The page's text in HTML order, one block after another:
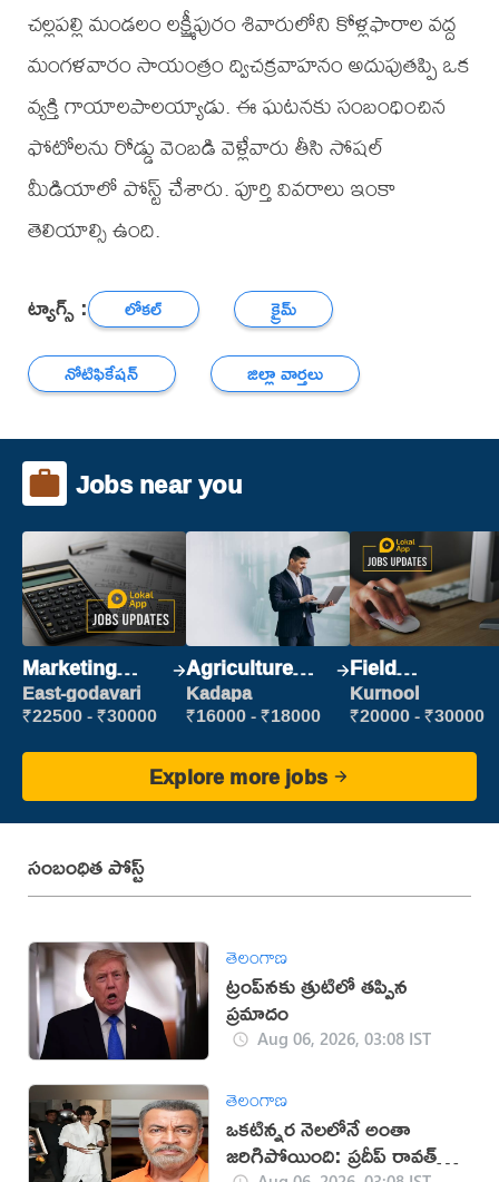
చల్లపల్లి మండలం లక్ష్మీపురం శివారులోని కోళ్లఫారాల వద్ద
మంగళవారం సాయంత్రం ద్విచక్రవాహనం అదుపుతప్పి ఒక
వ్యక్తి గాయాలపాలయ్యాడు. ఈ ఘటనకు సంబంధించిన
ఫోటోలను రోడ్డు వెంబడి వెళ్లేవారు తీసి సోషల్
మీడియాలో పోస్ట్ చేశారు. పూర్తి వివరాలు ఇంకా
తెలియాల్సి ఉంది.
ట్యాగ్స్ : లోకల్
క్రైమ్
నోటిఫికేషన్
జిల్లా వార్తలు
Jobs near you
Marketing
Executive
East-godavari
₹22500 - ₹30000
Agriculture
Labour
Kadapa
₹16000 - ₹18000
Field
Marketing
Executive
Kurnool
₹20000 - ₹30000
Explore more jobs
సంబంధిత పోస్ట్
తెలంగాణ
ట్రంప్‌నకు త్రుటిలో తప్పిన
ప్రమాదం
Aug 06, 2026, 03:08 IST
తెలంగాణ
ఒకటిన్నర నెలలోనే అంతా
జరిగిపోయింది: ప్రదీప్ రావత్